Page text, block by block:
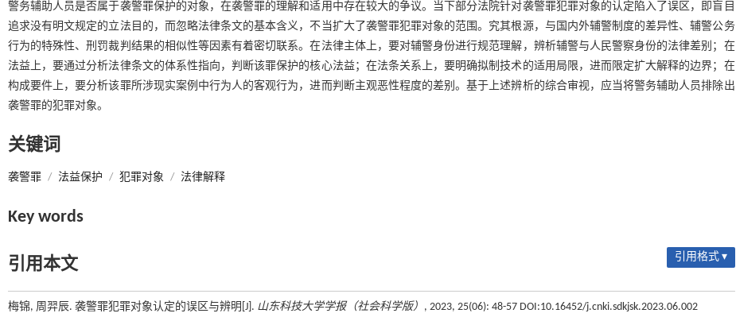
警务辅助人员是否属于袭警罪保护的对象，在袭警罪的理解和适用中存在较大的争议。当下部分法院针对袭警罪犯罪对象的认定陷入了误区，即盲目
追求没有明文规定的立法目的，而忽略法律条文的基本含义，不当扩大了袭警罪犯罪对象的范围。究其根源，与国内外辅警制度的差异性、辅警公务
行为的特殊性、刑罚裁判结果的相似性等因素有着密切联系。在法律主体上，要对辅警身份进行规范理解，辨析辅警与人民警察身份的法律差别；在
法益上，要通过分析法律条文的体系性指向，判断该罪保护的核心法益；在法条关系上，要明确拟制技术的适用局限，进而限定扩大解释的边界；在
构成要件上，要分析该罪所涉现实案例中行为人的客观行为，进而判断主观恶性程度的差别。基于上述辨析的综合审视，应当将警务辅助人员排除出
袭警罪的犯罪对象。
关键词
袭警罪 / 法益保护 / 犯罪对象 / 法律解释
Key words
引用本文 引用格式 ▾
梅锦, 周羿辰. 袭警罪犯罪对象认定的误区与辨明[J]. 山东科技大学学报（社会科学版） , 2023, 25(06): 48-57 DOI:10.16452/j.cnki.sdkjsk.2023.06.002